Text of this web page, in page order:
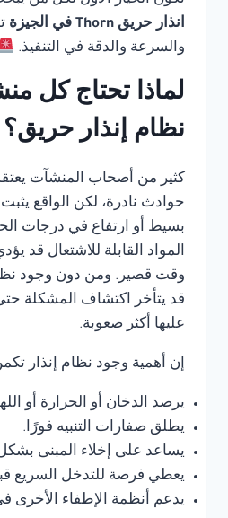
انذار حريق Thorn في الجيزة
والسرعة والدقة في التنفيذ.
لماذا تحتاج كل
نظام إنذار حريق؟
كثير من أصحاب المنشآت
حوادث نادرة، لكن الواقع
بسيط أو ارتفاع في درجات
المواد القابلة للاشتعال قد
وقت قصير. ومن دون وجود
قد يتأخر اكتشاف المشكلة
عليها أكثر صعوبة.
إن أهمية وجود نظام إنذار
يرصد الدخان أو الحرارة أو
يطلق صفارات التنبيه فورًا.
يساعد على إخلاء المبنى
يعطي فرصة للتدخل السريع
يدعم أنظمة الإطفاء